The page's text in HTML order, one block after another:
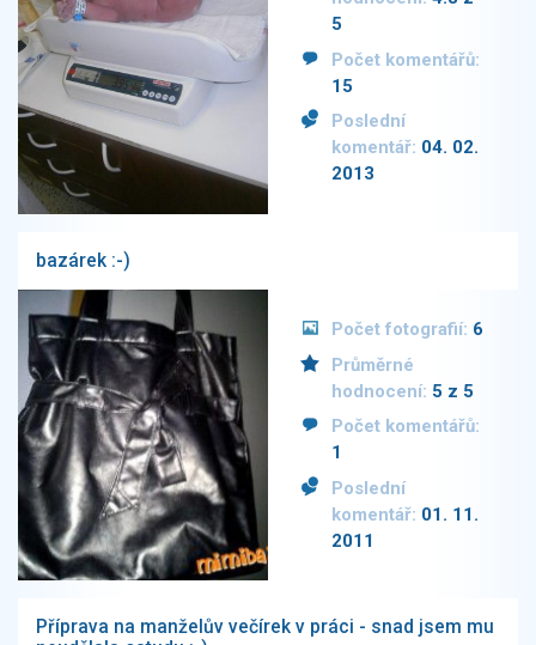
5
Počet komentářů:
15
Poslední
komentář: 04. 02.
2013
bazárek :-)
Počet fotografií: 6
Průměrné
hodnocení: 5 z 5
Počet komentářů:
1
Poslední
komentář: 01. 11.
2011
Příprava na manželův večírek v práci - snad jsem mu